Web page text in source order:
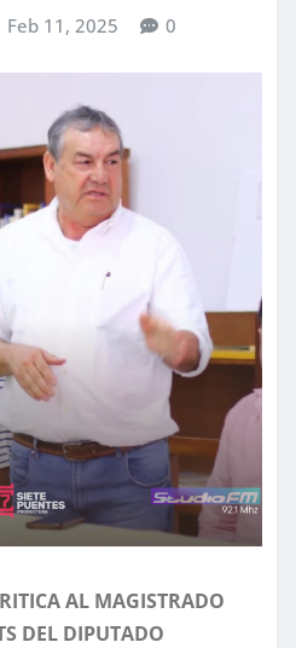
Feb 11, 2025 0
AL MAGISTRADO
DEL DIPUTADO